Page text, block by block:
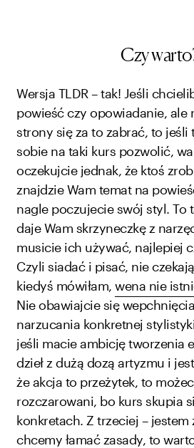
Czy
Wersja TLDR – tak! Jeśli
powieść czy opowiadanie, ale
strony się za to zabrać, to jeśli
sobie na taki kurs pozwolić,
oczekujcie jednak, że ktoś
znajdzie Wam temat na
nagle poczujecie swój styl. To
daje Wam skrzyneczkę z
musicie ich używać, najlepiej
Czyli siadać i pisać, nie
kiedyś mówiłam, wena nie
Nie obawiajcie się
narzucania konkretnej
jeśli macie ambicję tworzenia
dzieł z dużą dozą artyzmu i
że akcja to przeżytek, to
rozczarowani, bo kurs skupia
konkretach. Z trzeciej – jestem
chcemy łamać zasady, to